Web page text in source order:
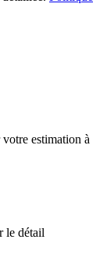
estimation à
le détail